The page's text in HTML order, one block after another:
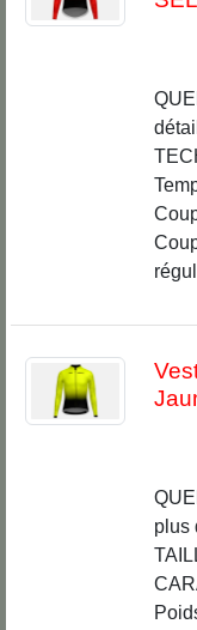
plus